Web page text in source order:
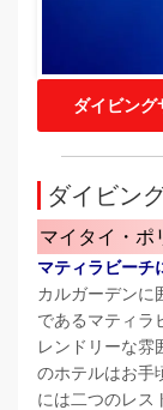
ダイビング
ダイビン
マイタイ・ポ
マティラビーチ
カルガーデンに
であるマティラ
レンドリーな雰
のホテルはお手
には二つのレス